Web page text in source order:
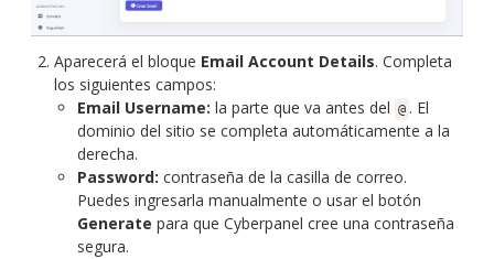
Aparecerá el bloque Email Account Details. Completa
los siguientes campos:
Email Username: la parte que va antes del @ . El
dominio del sitio se completa automáticamente a la
derecha.
Password: contraseña de la casilla de correo.
Puedes ingresarla manualmente o usar el botón
Generate para que Cyberpanel cree una contraseña
segura.